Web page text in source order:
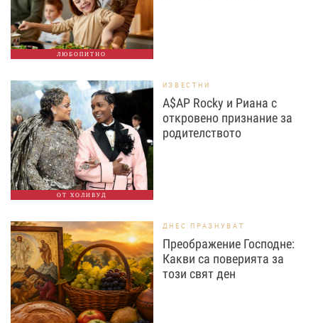
ЛЮБОПИТНО
ОТ ХОЛИВУД
ИЗВЕСТНИ
A$AP Rocky и Риана с
откровено признание за
родителството
ДНЕС ПРАЗНУВАТ
Преображение Господне:
Какви са поверията за
този свят ден